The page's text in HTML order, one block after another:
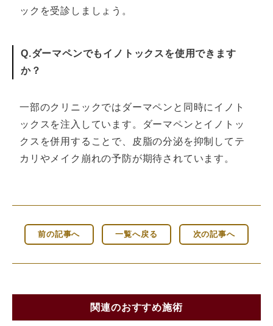
ックを受診しましょう。
Q.ダーマペンでもイノトックスを使用できます
か？
一部のクリニックではダーマペンと同時にイノト
ックスを注入しています。ダーマペンとイノトッ
クスを併用することで、皮脂の分泌を抑制してテ
カリやメイク崩れの予防が期待されています。
前の記事へ 一覧へ戻る 次の記事へ
関連のおすすめ施術